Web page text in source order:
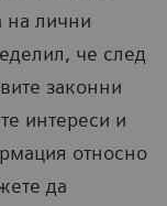
на лични
че след
законни
интереси и
относно
да